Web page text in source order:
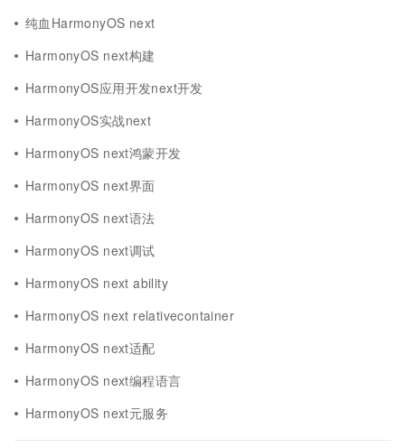
纯血HarmonyOS next
HarmonyOS next构建
HarmonyOS应用开发next开发
HarmonyOS实战next
HarmonyOS next鸿蒙开发
HarmonyOS next界面
HarmonyOS next语法
HarmonyOS next调试
HarmonyOS next ability
HarmonyOS next relativecontainer
HarmonyOS next适配
HarmonyOS next编程语言
HarmonyOS next元服务